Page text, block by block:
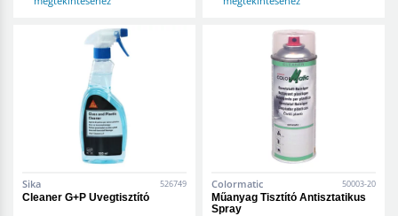
Sika 526749
Cleaner G+P Üvegtisztító
Colormatic 50003-20
Műanyag Tisztító Antisztatikus
Spray